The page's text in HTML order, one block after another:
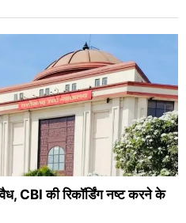
CBI की रिकॉर्डिंग नष्ट करने के